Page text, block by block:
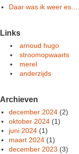
Daar was ik weer es…..
Links
arnoud hugo
stroomopwaarts
merel
anderzijds
Archieven
december 2024 (2)
oktober 2024 (1)
juni 2024 (1)
maart 2024 (1)
december 2023 (3)